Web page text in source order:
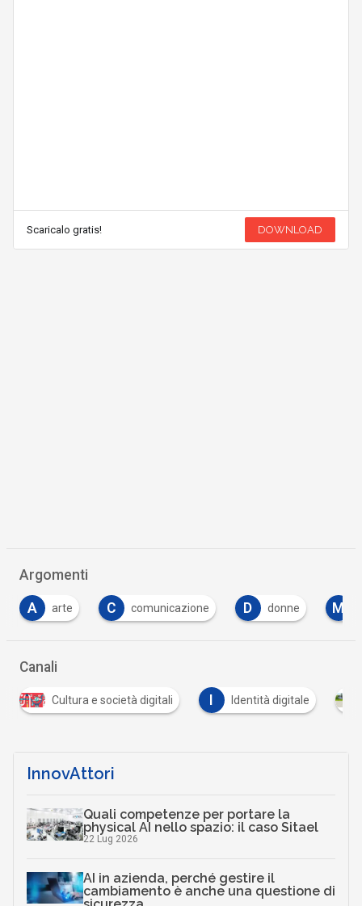
Scaricalo gratis! DOWNLOAD
Argomenti
A arte C comunicazione D donne M
Canali
Cultura e società digitali Identità digitale
InnovAttori
Quali competenze per portare la
physical AI nello spazio: il caso Sitael
22 Lug 2026
AI in azienda, perché gestire il
cambiamento è anche una questione di